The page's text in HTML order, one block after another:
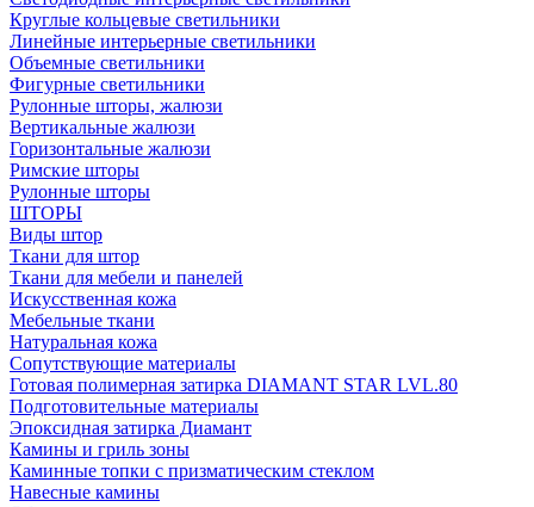
Круглые кольцевые светильники
Линейные интерьерные светильники
Объемные светильники
Фигурные светильники
Рулонные шторы, жалюзи
Вертикальные жалюзи
Горизонтальные жалюзи
Римские шторы
Рулонные шторы
ШТОРЫ
Виды штор
Ткани для штор
Ткани для мебели и панелей
Искусственная кожа
Мебельные ткани
Натуральная кожа
Сопутствующие материалы
Готовая полимерная затирка DIAMANT STAR LVL.80
Подготовительные материалы
Эпоксидная затирка Диамант
Камины и гриль зоны
Каминные топки с призматическим стеклом
Навесные камины